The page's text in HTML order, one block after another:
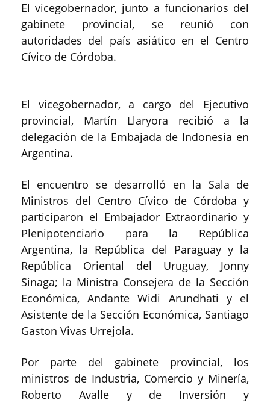
El vicegobernador, junto a funcionarios del
gabinete provincial, se reunió con
autoridades del país asiático en el Centro
Cívico de Córdoba.
El vicegobernador, a cargo del Ejecutivo
provincial, Martín Llaryora recibió a la
delegación de la Embajada de Indonesia en
Argentina.
El encuentro se desarrolló en la Sala de
Ministros del Centro Cívico de Córdoba y
participaron el Embajador Extraordinario y
Plenipotenciario para la República
Argentina, la República del Paraguay y la
República Oriental del Uruguay, Jonny
Sinaga; la Ministra Consejera de la Sección
Económica, Andante Widi Arundhati y el
Asistente de la Sección Económica, Santiago
Gaston Vivas Urrejola.
Por parte del gabinete provincial, los
ministros de Industria, Comercio y Minería,
Roberto Avalle y de Inversión y